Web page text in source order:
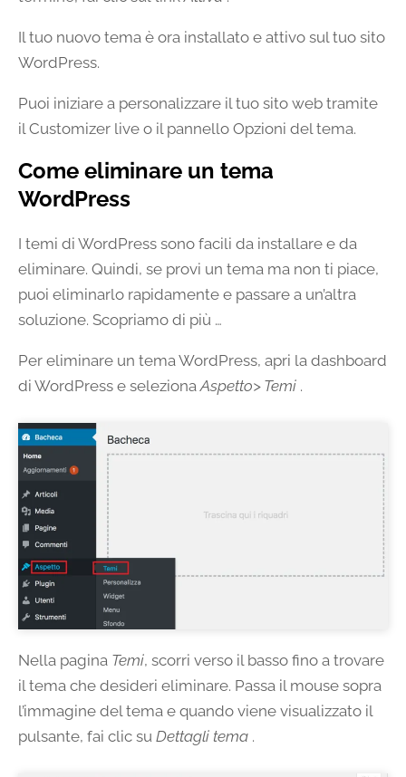
Il tuo nuovo tema è ora installato e attivo sul tuo sito
WordPress.
Puoi iniziare a personalizzare il tuo sito web tramite
il Customizer live o il pannello Opzioni del tema.
Come eliminare un tema
WordPress
I temi di WordPress sono facili da installare e da
eliminare. Quindi, se provi un tema ma non ti piace,
puoi eliminarlo rapidamente e passare a un’altra
soluzione. Scopriamo di più …
Per eliminare un tema WordPress, apri la dashboard
di WordPress e seleziona Aspetto> Temi .
Nella pagina Temi, scorri verso il basso fino a trovare
il tema che desideri eliminare. Passa il mouse sopra
l’immagine del tema e quando viene visualizzato il
pulsante, fai clic su Dettagli tema .